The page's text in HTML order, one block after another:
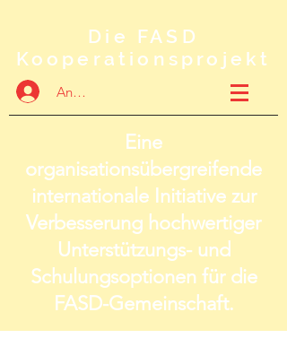
Die FASD
Kooperationsprojekt
Anmelden
Eine
organisationsübergreifende
internationale Initiative zur
Verbesserung hochwertiger
Unterstützungs- und
Schulungsoptionen für die
FASD-Gemeinschaft.